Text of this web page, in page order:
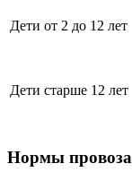
Дети от 2 до 12 лет
Дети старше 12 лет
Нормы